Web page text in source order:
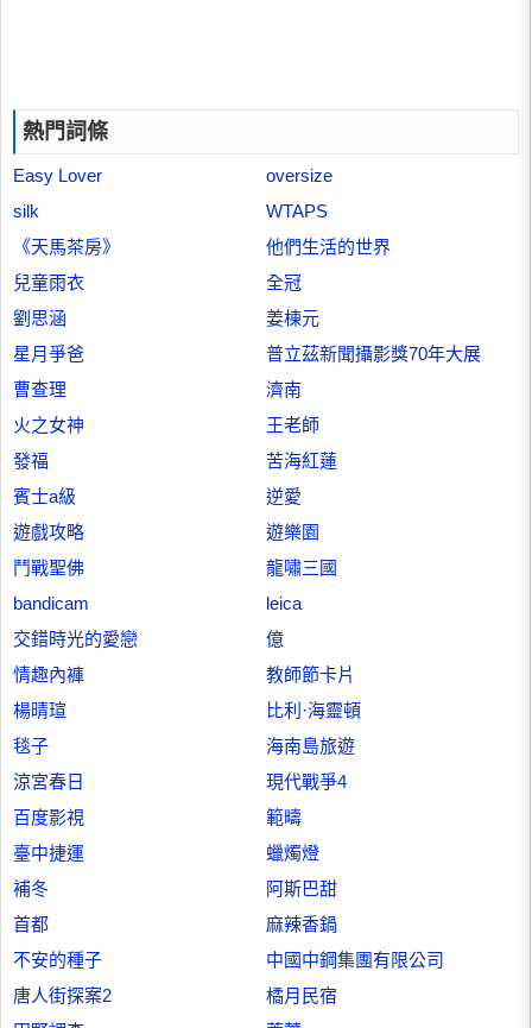
熱門詞條
Easy Lover
oversize
silk
WTAPS
《天馬茶房》
他們生活的世界
兒童雨衣
全冠
劉思涵
姜棟元
星月爭爸
普立茲新聞攝影獎70年大展
曹查理
濟南
火之女神
王老師
發福
苦海紅蓮
賓士a級
逆愛
遊戲攻略
遊樂園
鬥戰聖佛
龍嘯三國
bandicam
leica
交錯時光的愛戀
億
情趣內褲
教師節卡片
楊晴瑄
比利·海靈頓
毯子
海南島旅遊
涼宮春日
現代戰爭4
百度影視
範疇
臺中捷運
蠟燭燈
補冬
阿斯巴甜
首都
麻辣香鍋
不安的種子
中國中鋼集團有限公司
唐人街探案2
橘月民宿